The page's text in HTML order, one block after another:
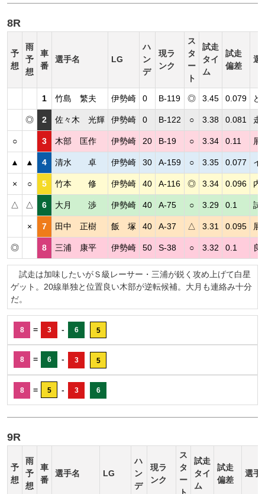
8R
予
想
雨
予
想
車
番
選手名 LG
ハ
ン
デ
現ラ
ンク
ス
タ
ー
ト
試走
タイ
ム
試走
偏差
選
1 竹島 繁夫 伊勢崎 0 B-119 ◎ 3.45 0.079 ど
◎ 2 佐々木 光輝 伊勢崎 0 B-122 ○ 3.38 0.081 走
○ 3 木部 匡作 伊勢崎 20 B-19 ○ 3.34 0.11 展
▲ ▲ 4 清水 卓 伊勢崎 30 A-159 ○ 3.35 0.077 イ
× ○ 5 竹本 修 伊勢崎 40 A-116 ◎ 3.34 0.096 内
△ △ 6 大月 渉 伊勢崎 40 A-75 ○ 3.29 0.1 試
× 7 田中 正樹 飯 塚 40 A-37 △ 3.31 0.095 展
◎ 8 三浦 康平 伊勢崎 50 S-38 ○ 3.32 0.1 良
試走は加味したいがＳ級レーサー・三浦が鋭く攻め上げて白星
ゲット。20線単独と位置良い木部が逆転候補。大月も連絡み十分
だ。
8 = 3 - 6 5
8 = 6 - 3 5
8 = 5 - 3 6
9R
予
想
雨
予
想
車
番
選手名 LG
ハ
ン
デ
現ラ
ンク
ス
タ
ー
試走
タイ
ム
試走
偏差
選手